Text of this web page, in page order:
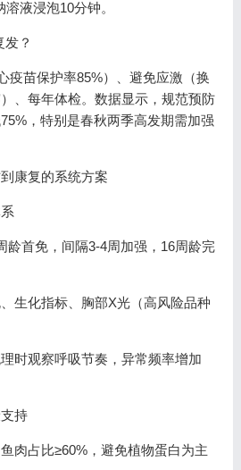
液浸泡10分钟。
？
疫苗保护率85%）、避免应激（换
、每年体检。数据显示，规范预防
，特别是春秋两季高发期需加强
康复的系统方案
龄首免，间隔3-4周加强，16周龄完
生化指标、胸部X光（高风险品种
时观察呼吸节奏，异常频率增加
持
肉占比≥60%，避免植物蛋白为主